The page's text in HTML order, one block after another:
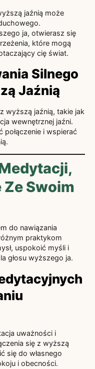
jaźnią może
ja, otwierasz się
które mogą
cię świat.
Silnego
Jaźnią
wyższą jaźnią, takie jak
wewnętrznej jaźni.
połączenie i wspierać
Ze Swoim
do nawiązania
praktykom
uspokoić myśli i
głosu wyższego ja.
uważności i
się z wyższą
się do własnego
i obecności.